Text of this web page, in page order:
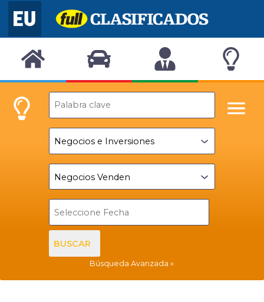
BUSCAR
Búsqueda Avanzada